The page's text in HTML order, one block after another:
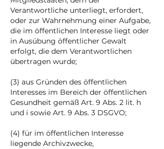
Verantwortliche unterliegt, erfordert,
oder zur Wahrnehmung einer Aufgabe,
die im öffentlichen Interesse liegt oder
in Ausübung öffentlicher Gewalt
erfolgt, die dem Verantwortlichen
übertragen wurde;
(3) aus Gründen des öffentlichen
Interesses im Bereich der öffentlichen
Gesundheit gemäß Art. 9 Abs. 2 lit. h
und i sowie Art. 9 Abs. 3 DSGVO;
(4) für im öffentlichen Interesse
liegende Archivzwecke,